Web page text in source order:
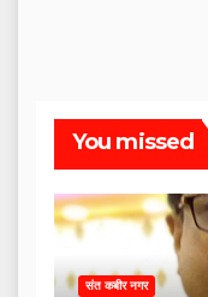
You missed
संत कबीर नगर